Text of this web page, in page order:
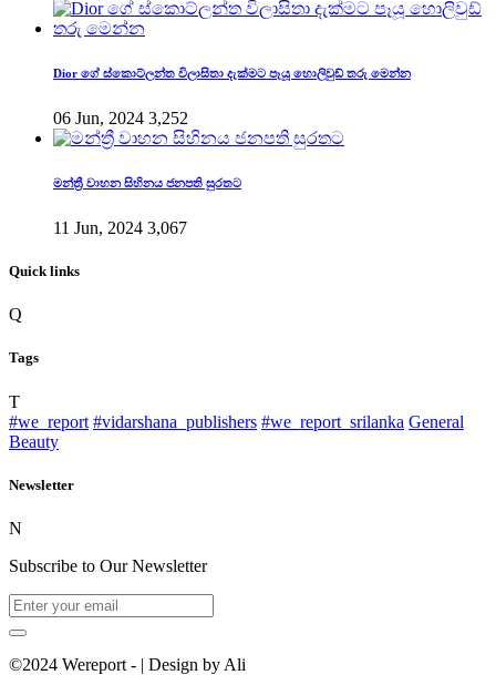
Dior ගේ ස්කොට්ලන්ත විලාසිතා දැක්මට පෑයූ හොලිවුඩ් තරු මෙන්න
06 Jun, 2024 3,252
මන්ත්‍රී වාහන සිහිනය ජනපති සුරතට
11 Jun, 2024 3,067
Quick links
Q
Tags
T
#we_report #vidarshana_publishers #we_report_srilanka General
Beauty
Newsletter
N
Subscribe to Our Newsletter
©2024 Wereport - | Design by Ali